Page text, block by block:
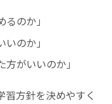
のか」
のか」
方がいいのか」
習方針を決めやすく